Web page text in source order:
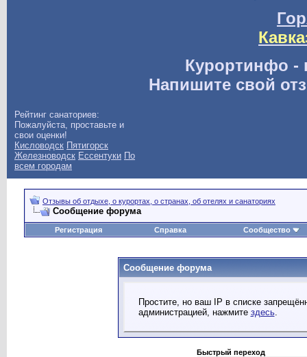
Курортинфо -
Напишите свой
Рейтинг санаториев:
Пожалуйста, проставьте и
свои оценки!
Кисловодск Пятигорск
Железноводск Ессентуки По
всем городам
Отзывы об отдыхе, о курортах, о странах, об отелях и санаториях
Сообщение форума
Регистрация Справка Сообщество
Сообщение форума
Простите, но ваш IP в списке
администрацией, нажмите здесь.
Быстрый переход